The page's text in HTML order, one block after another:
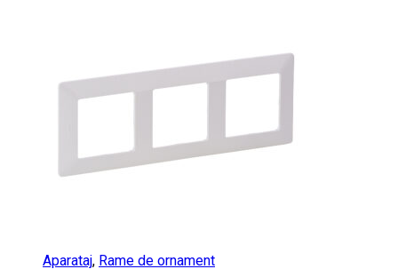
Aparataj, Rame de ornament